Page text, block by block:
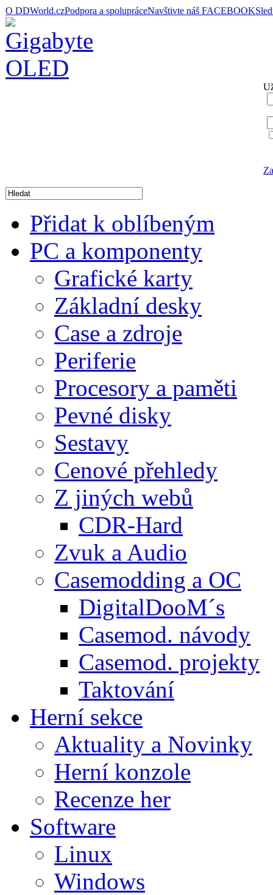
O DDWorld.czPodpora a spolupráceNavštivte náš FACEBOOK
Přidat k oblíbeným
PC a komponenty
Grafické karty
Základní desky
Case a zdroje
Periferie
Procesory a paměti
Pevné disky
Sestavy
Cenové přehledy
Z jiných webů
CDR-Hard
Zvuk a Audio
Casemodding a OC
DigitalDooM´s
Casemod. návody
Casemod. projekty
Taktování
Herní sekce
Aktuality a Novinky
Herní konzole
Recenze her
Software
Linux
Windows